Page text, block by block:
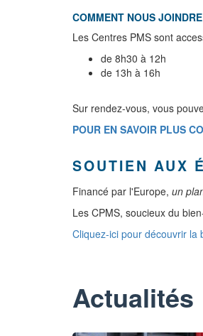
COMMENT NOUS
Les Centres PMS sont
de 8h30 à 12h
de 13h à 16h
Sur rendez-vous, vous
POUR EN SAVOIR PLUS
SOUTIEN AUX
Financé par l'Europe, un
Les CPMS, soucieux du
Cliquez-ici pour découvrir la
Actualités